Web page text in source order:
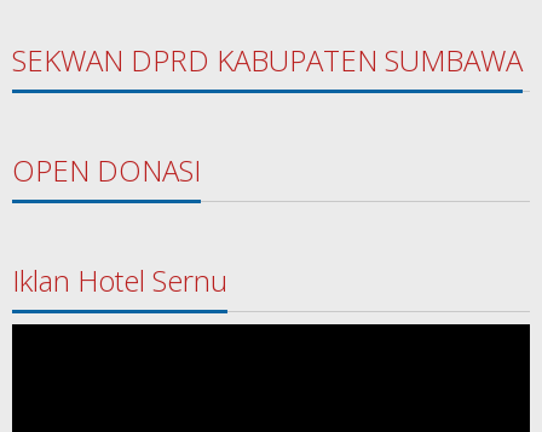
SEKWAN DPRD KABUPATEN SUMBAWA
OPEN DONASI
Iklan Hotel Sernu